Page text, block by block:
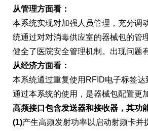
从管理方面看：
本系统实现对加强人员管理，充分调
统通过对对消毒供应室的器械包的管
健全了医院安全管理机制。出现问题
从经济方面看：
本系统通过重复使用RFID电子标签
通过本系统的使用，是器械包配置更
高频接口包含发送器和接收器，其功
(1)产生高频发射功率以启动射频卡